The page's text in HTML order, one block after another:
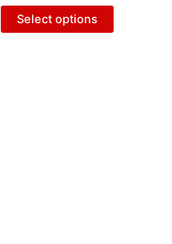
Select options